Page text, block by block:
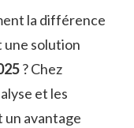
la différence
une solution
? Chez
et les
un avantage